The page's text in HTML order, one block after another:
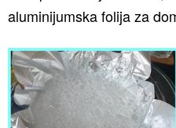
aluminijumska folija za